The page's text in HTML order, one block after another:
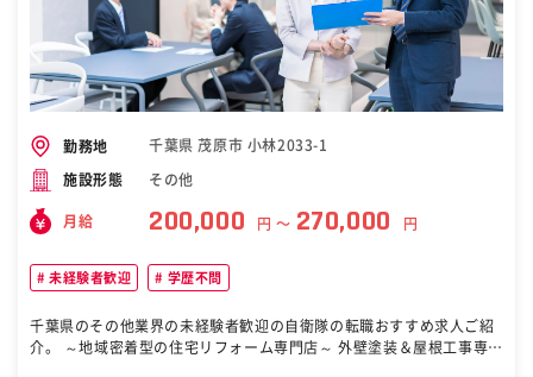
勤務地 千葉県 茂原市 小林2033-1
施設形態 その他
月給 200,000 円 〜 270,000 円
未経験者歓迎 学歴不問
千葉県のその他業界の未経験者歓迎の自衛隊の転職おすすめ求人ご紹
介。 ～地域密着型の住宅リフォーム専門店～ 外壁塗装＆屋根工事専門